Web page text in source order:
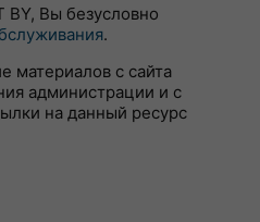
BY, Вы безусловно
.
материалов с сайта
администрации и с
на данный ресурс